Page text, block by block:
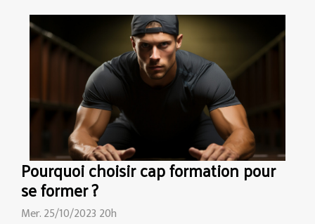
Pourquoi choisir cap formation pour
se former ?
Mer. 25/10/2023 20h